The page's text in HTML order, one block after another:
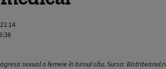
sexual o femeie în biroul său. Sursa: